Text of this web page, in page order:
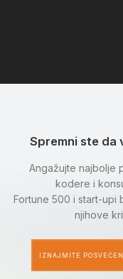
Spremni ste da
Angažujte najbolje
kodere i
Fortune 500 i start-upi
njihove
IZNAJMITE